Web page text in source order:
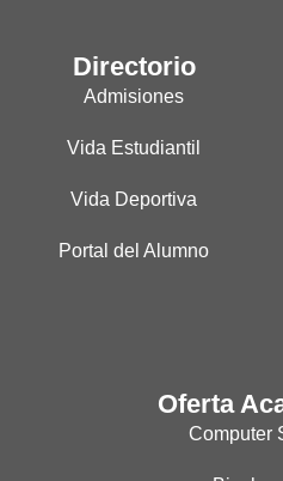
Directorio
Admisiones
Vida Estudiantil
Vida Deportiva
Portal del Alumno
Oferta
Computer